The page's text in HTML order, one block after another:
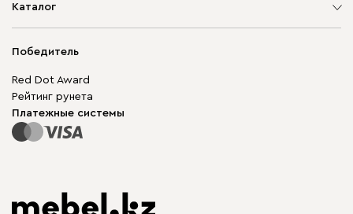
О компании
Гарантия
Для бизнеса
Карта сайта
Каталог
Корпусная мебель
Модульная мебель
Столы и стулья
Победитель
Red Dot Award
Рейтинг рунета
Платежные системы